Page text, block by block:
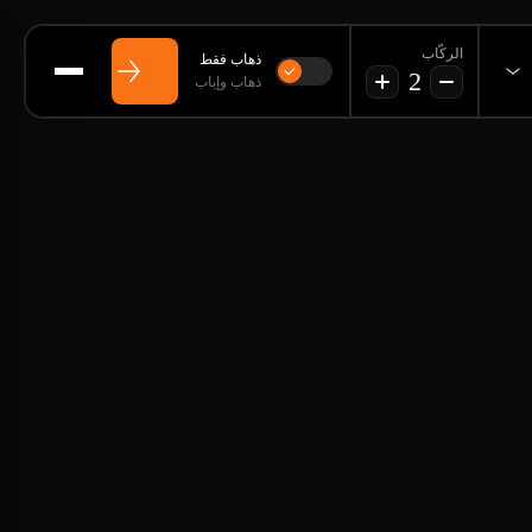
الركّاب
2
ذهاب فقط
ذهاب وإياب